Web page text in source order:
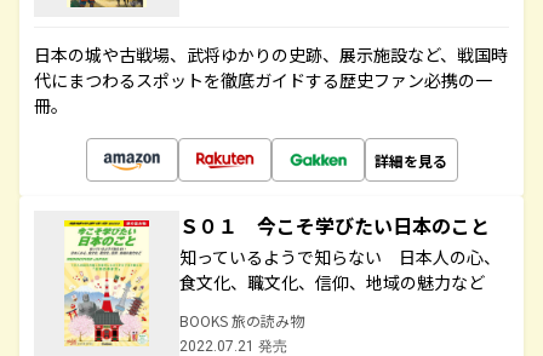
日本の城や古戦場、武将ゆかりの史跡、展示施設など、戦国時
代にまつわるスポットを徹底ガイドする歴史ファン必携の一
冊。
詳細を見る
Ｓ０１ 今こそ学びたい日本のこと
知っているようで知らない 日本人の心、
食文化、職文化、信仰、地域の魅力など
BOOKS 旅の読み物
2022.07.21 発売